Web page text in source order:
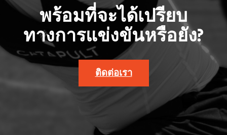
พร้อมที่จะได้เปรียบ
ทางการแข่งขันหรือยัง?
ติดต่อเรา